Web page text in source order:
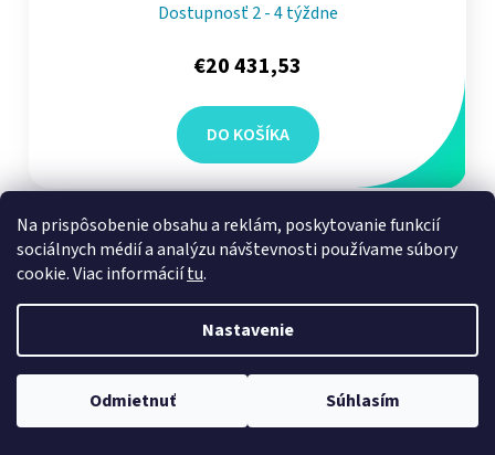
Na prispôsobenie obsahu a reklám, poskytovanie funkcií
sociálnych médií a analýzu návštevnosti používame súbory
cookie. Viac informáciítu.
Nastavenie
Odmietnuť Súhlasím
Dostupnosť 2 - 4 týždne
€20 431,53
DO KOŠÍKA